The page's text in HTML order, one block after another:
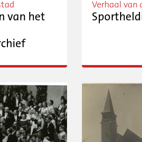
van het
Verhaal van